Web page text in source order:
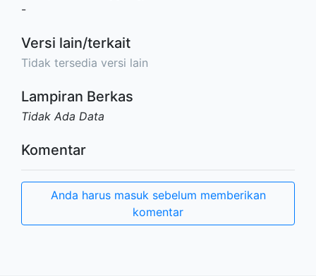
-
Versi lain/terkait
Tidak tersedia versi lain
Lampiran Berkas
Tidak Ada Data
Komentar
Anda harus masuk sebelum memberikan
komentar